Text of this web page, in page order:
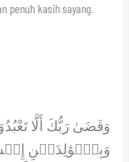
penuh kasih sayang.
وَقَضَىٰ رَبُّكَ أَلَّا
وَبِٱلۡوَٰلِدَيۡنِ